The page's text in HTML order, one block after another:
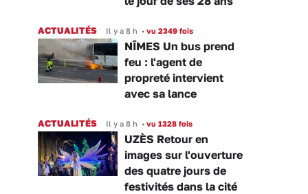
ACTUALITÉS Il y a 8 h • vu 2349 fois
NÎMES Un bus prend
feu : l'agent de
propreté intervient
avec sa lance
ACTUALITÉS Il y a 8 h • vu 1328 fois
UZÈS Retour en
images sur l'ouverture
des quatre jours de
festivités dans la cité